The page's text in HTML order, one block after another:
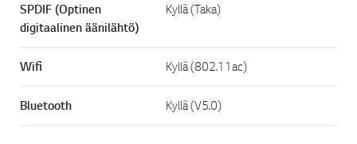
SPDIF (Optinen
digitaalinen äänilähtö)
Kyllä (Taka)
Wifi Kyllä (802.11ac)
Bluetooth Kyllä (V5.0)